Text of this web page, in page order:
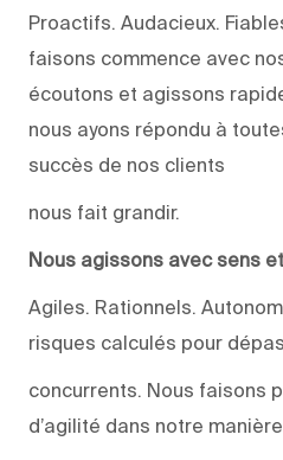
Proactifs. Audacieux.
faisons commence avec
écoutons et agissons
nous ayons répondu à
succès de nos clients
nous fait grandir.
Nous agissons avec sens
Agiles. Rationnels.
risques calculés pour
concurrents. Nous faisons
d’agilité dans notre